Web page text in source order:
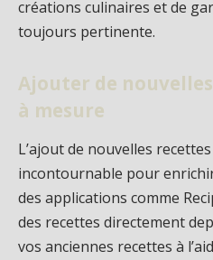
créations culinaires et de
toujours pertinente.
Ajouter de
à mesure
L’ajout de nouvelles
incontournable pour
des applications comme
des recettes directement
vos anciennes recettes à